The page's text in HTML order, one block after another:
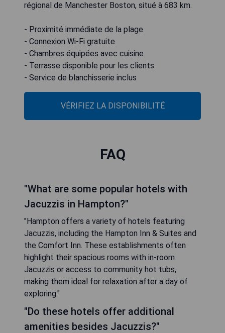
régional de Manchester Boston, situé à 683 km.
- Proximité immédiate de la plage
- Connexion Wi-Fi gratuite
- Chambres équipées avec cuisine
- Terrasse disponible pour les clients
- Service de blanchisserie inclus
VÉRIFIEZ LA DISPONIBILITÉ
FAQ
"What are some popular hotels with
Jacuzzis in Hampton?"
"Hampton offers a variety of hotels featuring
Jacuzzis, including the Hampton Inn & Suites and
the Comfort Inn. These establishments often
highlight their spacious rooms with in-room
Jacuzzis or access to community hot tubs,
making them ideal for relaxation after a day of
exploring."
"Do these hotels offer additional
amenities besides Jacuzzis?"